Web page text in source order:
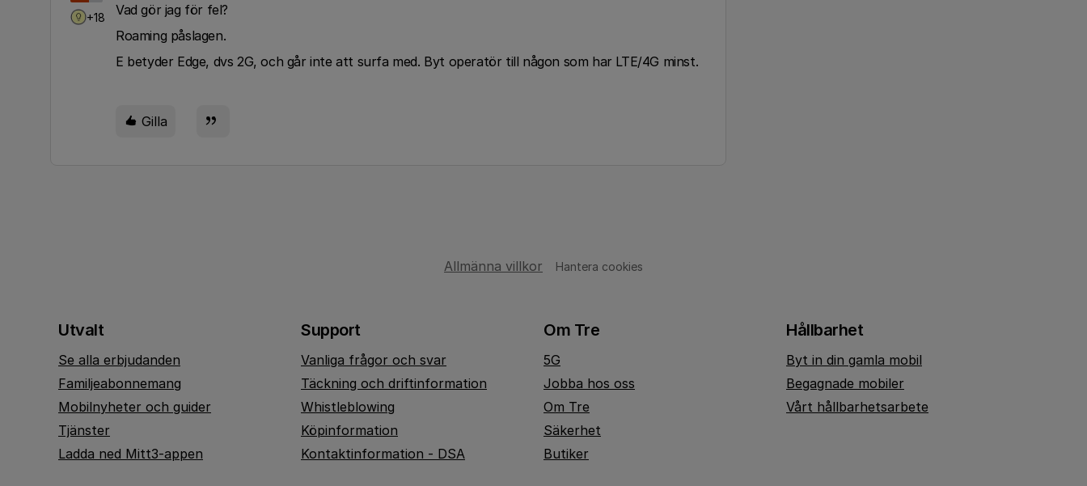
+18
Vad gör jag för fel?
Roaming påslagen.
E betyder Edge, dvs 2G, och går inte att surfa med. Byt operatör till någon som har LTE/4G minst.
Gilla
Allmänna villkor Hantera cookies
Utvalt
Se alla erbjudanden
Familjeabonnemang
Mobilnyheter och guider
Tjänster
Ladda ned Mitt3-appen
Support
Vanliga frågor och svar
Täckning och driftinformation
Whistleblowing
Köpinformation
Kontaktinformation - DSA
Om Tre
5G
Jobba hos oss
Om Tre
Säkerhet
Butiker
Hållbarhet
Byt in din gamla mobil
Begagnade mobiler
Vårt hållbarhetsarbete